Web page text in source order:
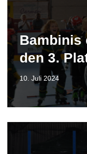
Bambinis
den 3.
10. Juli 2024